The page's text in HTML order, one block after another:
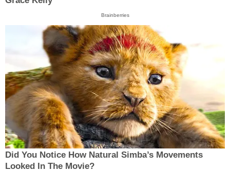
Brainberries
Did You Notice How Natural Simba’s Movements
Looked In The Movie?